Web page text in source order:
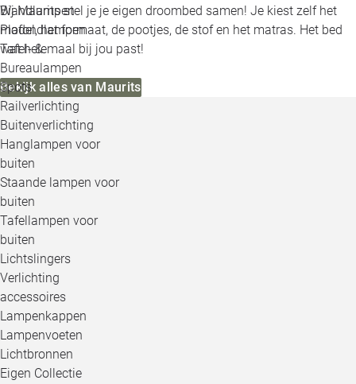
Wandlampen
Plafondlampen
Tafel- &
Bureaulampen
Spots
Railverlichting
Buitenverlichting
Hanglampen voor
buiten
Staande lampen voor
buiten
Tafellampen voor
buiten
Lichtslingers
Verlichting
accessoires
Lampenkappen
Lampenvoeten
Lichtbronnen
Eigen Collectie
Bij Maurits stel je je eigen droombed samen! Je kiest zelf het
model, het formaat, de pootjes, de stof en het matras. Het bed
wat helemaal bij jou past!
Bekijk alles van Maurits